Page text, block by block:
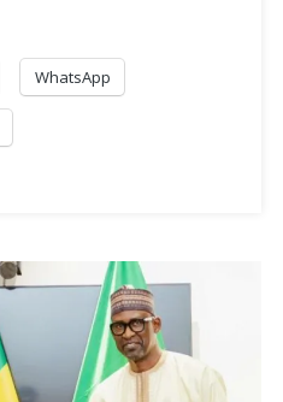
WhatsApp